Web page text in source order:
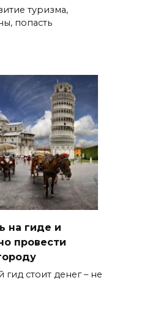
туризма,
попасть
на гиде и
провести
стоит денег – не